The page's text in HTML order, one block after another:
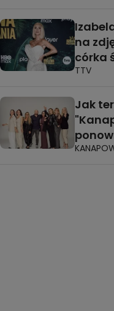
na
córka
TTV
Jak